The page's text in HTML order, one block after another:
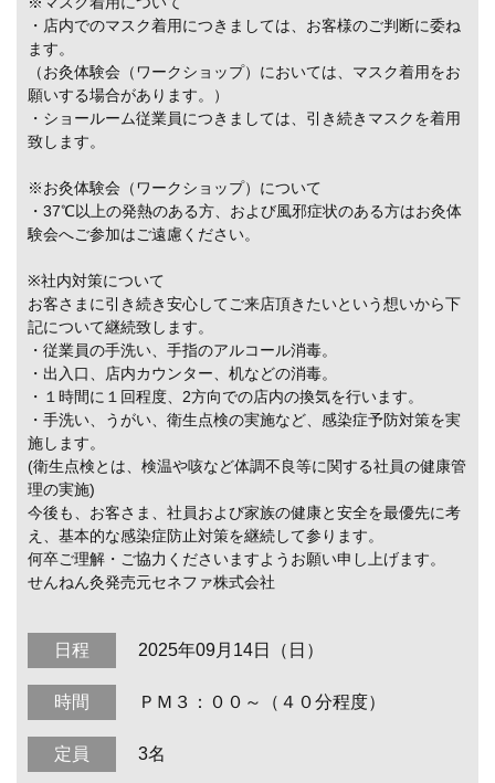
・店内でのマスク着用につきましては、お客様のご判断に委ね
ます。
（お灸体験会（ワークショップ）においては、マスク着用をお
願いする場合があります。）
・ショールーム従業員につきましては、引き続きマスクを着用
致します。
※お灸体験会（ワークショップ）について
・37℃以上の発熱のある方、および風邪症状のある方はお灸体
験会へご参加はご遠慮ください。
※社内対策について
お客さまに引き続き安心してご来店頂きたいという想いから下
記について継続致します。
・従業員の手洗い、手指のアルコール消毒。
・出入口、店内カウンター、机などの消毒。
・１時間に１回程度、2方向での店内の換気を行います。
・手洗い、うがい、衛生点検の実施など、感染症予防対策を実
施します。
(衛生点検とは、検温や咳など体調不良等に関する社員の健康管
理の実施)
今後も、お客さま、社員および家族の健康と安全を最優先に考
え、基本的な感染症防止対策を継続して参ります。
何卒ご理解・ご協力くださいますようお願い申し上げます。
せんねん灸発売元セネファ株式会社
日程 2025年09月14日（日）
時間 ＰＭ３：００～（４０分程度）
定員 3名